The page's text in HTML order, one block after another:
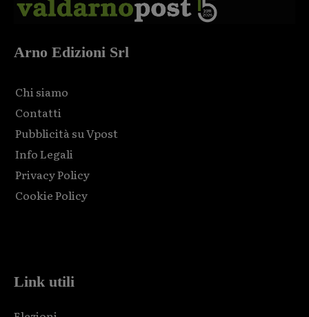
Arno Edizioni Srl
Chi siamo
Contatti
Pubblicità su Vpost
Info Legali
Privacy Policy
Cookie Policy
Link utili